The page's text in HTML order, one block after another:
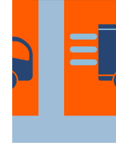
Los
tecnología
cada artículo